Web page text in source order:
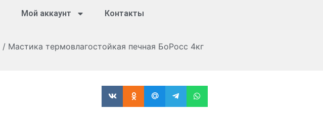
Мой аккаунт Контакты
/ Мастика термовлагостойкая печная БоРосс 4кг